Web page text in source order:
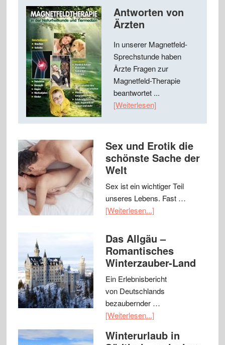
Antworten von
Ärzten
In unserer Magnetfeld-
Sprechstunde haben
Ärzte Fragen zur
Magnetfeld-Therapie
beantwortet ...
[Weiterlesen]
Sex und Erotik die
schönste Sache der
Welt
Sex ist ein wichtiger Teil
unseres Lebens. Fast …
[Weiterlesen...]
Das Allgäu –
Romantisches
Winterzauber-Land
Ein Erlebnisbericht
von Deutschlands
bezaubernder …
[Weiterlesen...]
Winterurlaub in